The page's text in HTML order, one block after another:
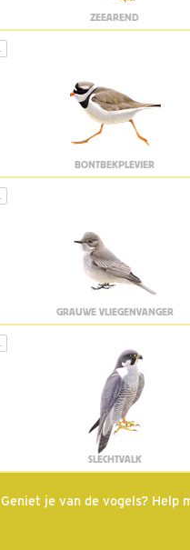
ZEEAREND
BONTBEKPLEVIER
GRAUWE VLIEGENVANGER
SLECHTVALK
Geniet je van de vogels? Help